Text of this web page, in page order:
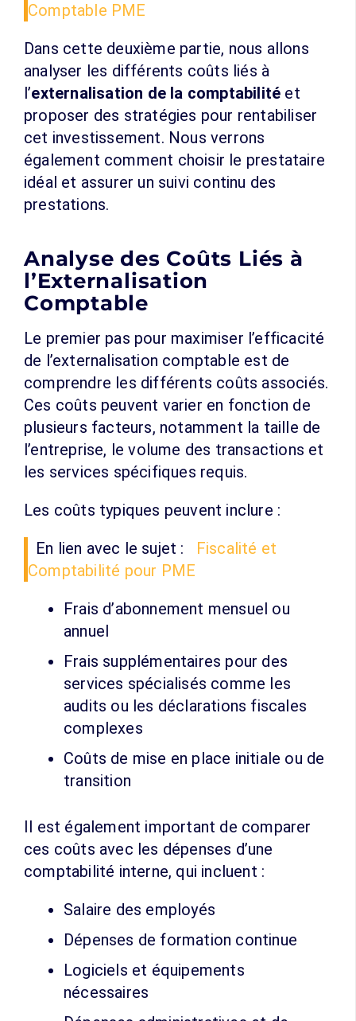
Comptable PME
Dans cette deuxième partie, nous allons
analyser les différents coûts liés à
l’externalisation de la comptabilité et
proposer des stratégies pour rentabiliser
cet investissement. Nous verrons
également comment choisir le prestataire
idéal et assurer un suivi continu des
prestations.
Analyse des Coûts Liés à
l’Externalisation
Comptable
Le premier pas pour maximiser l’efficacité
de l’externalisation comptable est de
comprendre les différents coûts associés.
Ces coûts peuvent varier en fonction de
plusieurs facteurs, notamment la taille de
l’entreprise, le volume des transactions et
les services spécifiques requis.
Les coûts typiques peuvent inclure :
En lien avec le sujet :
Fiscalité et
Comptabilité pour PME
Frais d’abonnement mensuel ou
annuel
Frais supplémentaires pour des
services spécialisés comme les
audits ou les déclarations fiscales
complexes
Coûts de mise en place initiale ou de
transition
Il est également important de comparer
ces coûts avec les dépenses d’une
comptabilité interne, qui incluent :
Salaire des employés
Dépenses de formation continue
Logiciels et équipements
nécessaires